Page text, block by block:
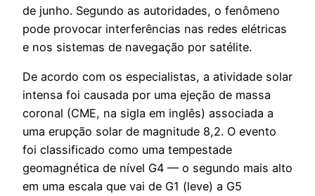
de junho. Segundo as autoridades, o fenômeno
pode provocar interferências nas redes elétricas
e nos sistemas de navegação por satélite.
De acordo com os especialistas, a atividade solar
intensa foi causada por uma ejeção de massa
coronal (CME, na sigla em inglês) associada a
uma erupção solar de magnitude 8,2. O evento
foi classificado como uma tempestade
geomagnética de nível G4 — o segundo mais alto
em uma escala que vai de G1 (leve) a G5